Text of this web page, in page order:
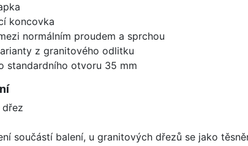
koncovka
normálním proudem a sprchou
z granitového odlitku
standardního otvoru 35 mm
součástí balení, u granitových dřezů se jako